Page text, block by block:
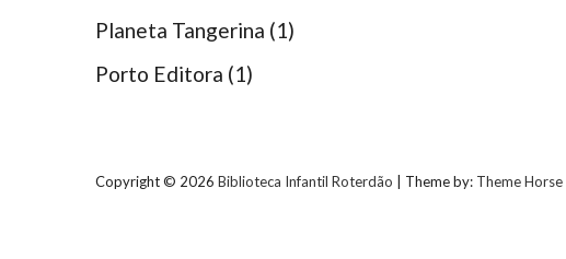
Planeta Tangerina (1)
Porto Editora (1)
Copyright © 2026 Biblioteca Infantil Roterdão | Theme by: Theme Horse